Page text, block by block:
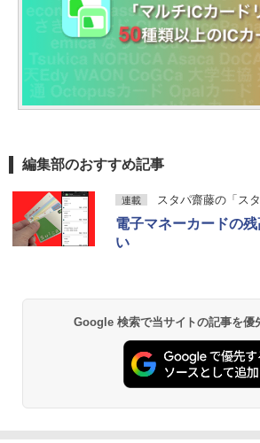
編集部のおすすめ記事
連載 スタパ齋藤の「ス
電子マネーカードの
い
Google 検索で当サイトの記事を優